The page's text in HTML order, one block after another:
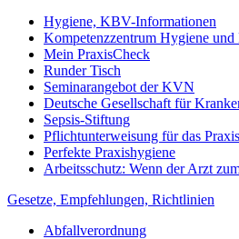
Hygiene, KBV-Informationen
Kompetenzzentrum Hygiene
Mein PraxisCheck
Runder Tisch
Seminarangebot der KVN
Deutsche Gesellschaft für
Sepsis-Stiftung
Pflichtunterweisung für das
Perfekte Praxishygiene
Arbeitsschutz: Wenn der Arzt
Gesetze, Empfehlungen, Richtlinien
Abfallverordnung